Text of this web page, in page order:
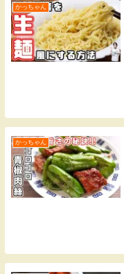
かっちゃん
かっちゃん